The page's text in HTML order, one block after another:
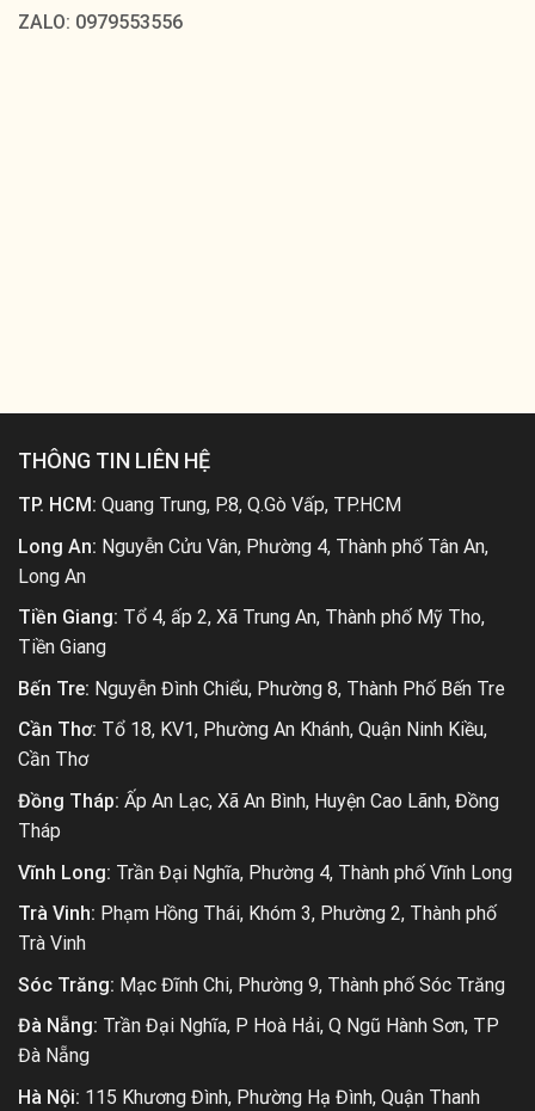
ZALO: 0979553556
THÔNG TIN LIÊN HỆ
TP. HCM: Quang Trung, P.8, Q.Gò Vấp, TP.HCM
Long An: Nguyễn Cửu Vân, Phường 4, Thành phố Tân An,
Long An
Tiền Giang: Tổ 4, ấp 2, Xã Trung An, Thành phố Mỹ Tho,
Tiền Giang
Bến Tre: Nguyễn Đình Chiểu, Phường 8, Thành Phố Bến Tre
Cần Thơ: Tổ 18, KV1, Phường An Khánh, Quận Ninh Kiều,
Cần Thơ
Đồng Tháp: Ấp An Lạc, Xã An Bình, Huyện Cao Lãnh, Đồng
Tháp
Vĩnh Long: Trần Đại Nghĩa, Phường 4, Thành phố Vĩnh Long
Trà Vinh: Phạm Hồng Thái, Khóm 3, Phường 2, Thành phố
Trà Vinh
Sóc Trăng: Mạc Đĩnh Chi, Phường 9, Thành phố Sóc Trăng
Đà Nẵng: Trần Đại Nghĩa, P Hoà Hải, Q Ngũ Hành Sơn, TP
Đà Nẵng
Hà Nội: 115 Khương Đình, Phường Hạ Đình, Quận Thanh